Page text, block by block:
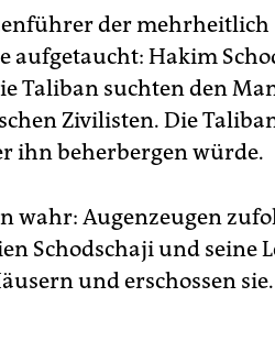
der mehrheitlich
aufgetaucht: Hakim
Taliban suchten den
Zivilisten. Die
ihn beherbergen würde.
wahr: Augenzeugen
Schodschaji und seine
und erschossen sie.